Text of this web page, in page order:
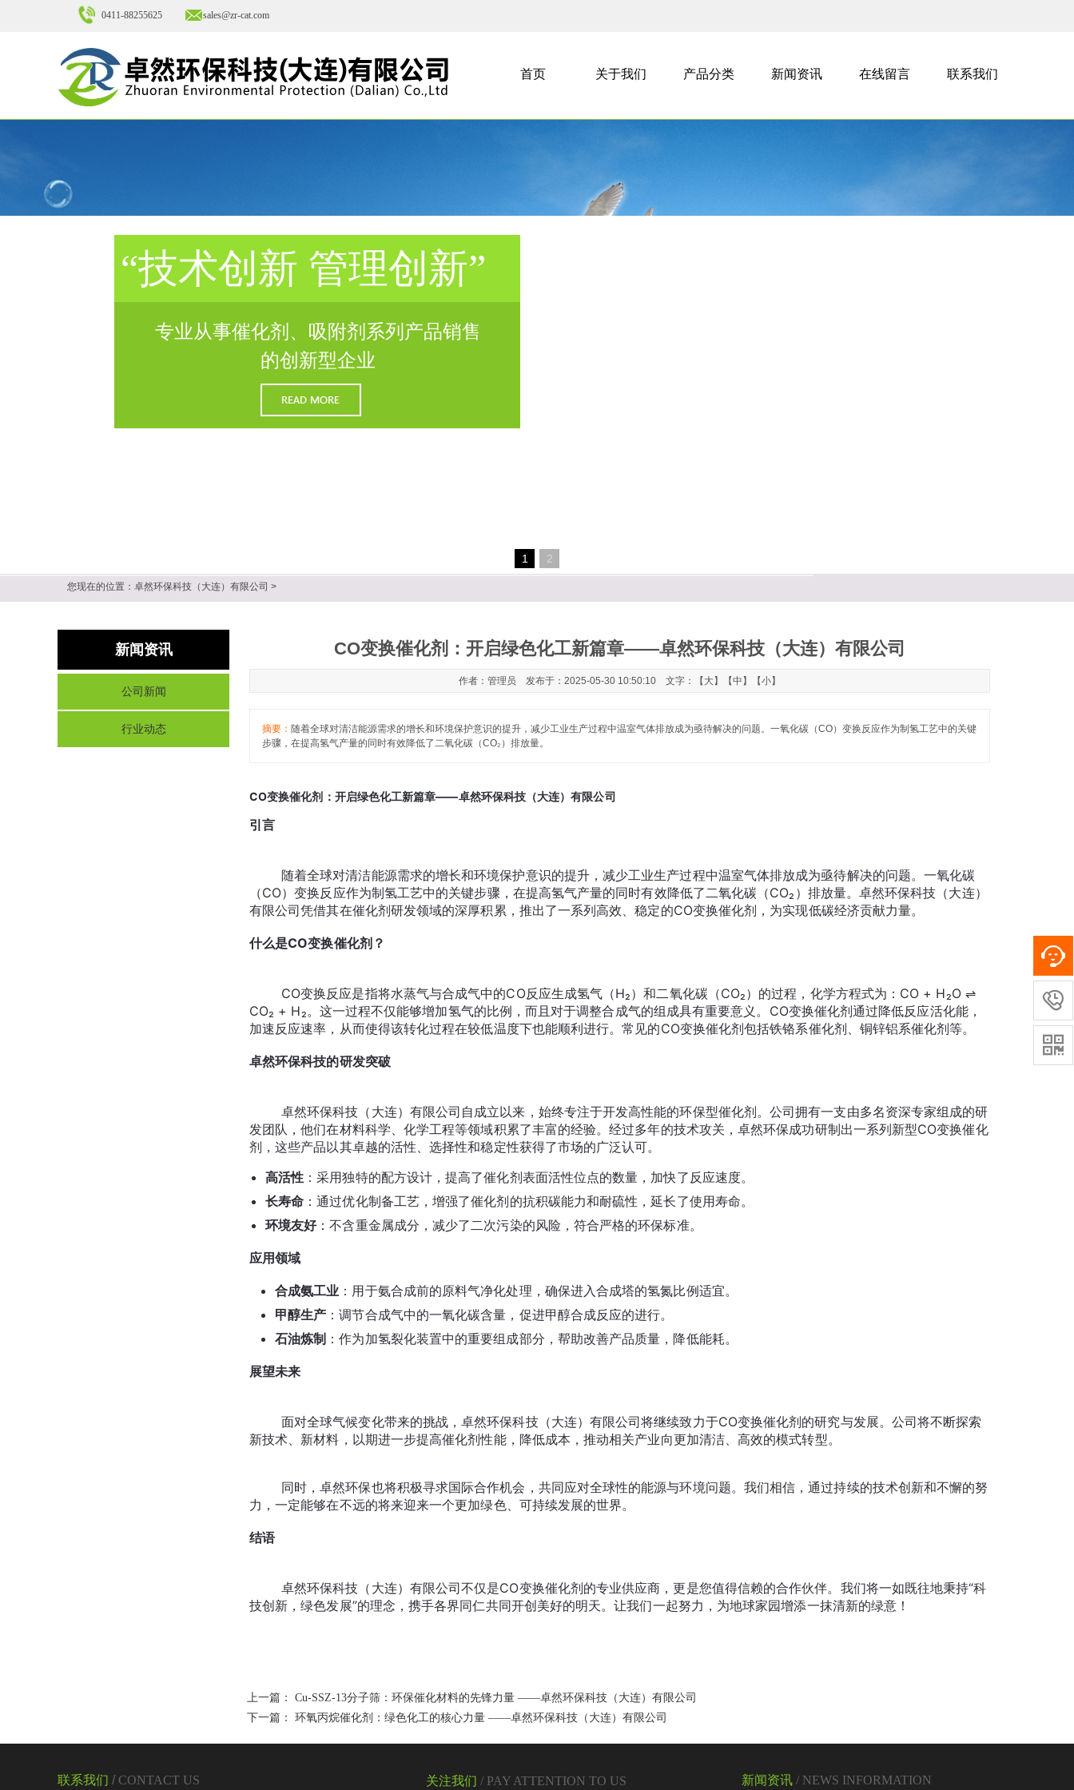
1 2
0411-88255625 sales@zr-cat.com
“技术创新 管理创新”
专业从事催化剂、吸附剂系列产品销售
的创新型企业
首页 关于我们 产品分类 新闻资讯 在线留言 联系我们
上一篇： Cu-SSZ-13分子筛：环保催化材料的先锋力量 ——卓然环保科技（大连）有限公司
下一篇： 环氧丙烷催化剂：绿色化工的核心力量 ——卓然环保科技（大连）有限公司
CO变换催化剂：开启绿色化工新篇章——卓然环保科技（大连）有限公司
作者：管理员 发布于：2025-05-30 10:50:10 文字：【 大】【中 】【小】
摘要： 随着全球对清洁能源需求的增长和环境保护意识的提升，减少工业生产过程中温室气体排放成为亟待解决的问题。一氧化碳（CO）变换反应作为制氢工艺中的关键
步骤，在提高氢气产量的同时有效降低了二氧化碳（CO₂）排放量。
CO变换催化剂：开启绿色化工新篇章——卓然环保科技（大连）有限公司
引言
（CO）变换反应作为制氢工艺中的关键步骤，在提高氢气产量的同时有效降低了二氧化碳（CO₂）排放量。卓然环保科技（大连）
什么是CO变换催化剂？
CO₂ + H₂。这一过程不仅能够增加氢气的比例，而且对于调整合成气的组成具有重要意义。CO变换催化剂通过降低反应活化能，
卓然环保科技的研发突破
发团队，他们在材料科学、化学工程等领域积累了丰富的经验。经过多年的技术攻关，卓然环保成功研制出一系列新型CO变换催化
高活性 ：采用独特的配方设计，提高了催化剂表面活性位点的数量，加快了反应速度。
长寿命 ：通过优化制备工艺，增强了催化剂的抗积碳能力和耐硫性，延长了使用寿命。
环境友好：不含重金属成分，减少了二次污染的风险，符合严格的环保标准。
应用领域
合成氨工业 ：用于氨合成前的原料气净化处理，确保进入合成塔的氢氮比例适宜。
甲醇生产 ：调节合成气中的一氧化碳含量，促进甲醇合成反应的进行。
石油炼制 ：作为加氢裂化装置中的重要组成部分，帮助改善产品质量，降低能耗。
展望未来
结语
新闻资讯
公司新闻
行业动态
您现在的位置： 卓然环保科技（大连）有限公司 >
联系我们 / CONTACT US 关注我们 / PAY ATTENTION TO US 新闻资讯 / NEWS INFORMATION

